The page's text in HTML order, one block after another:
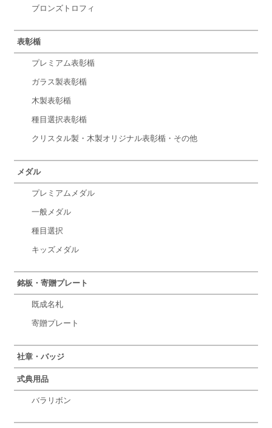
ブロンズトロフィ
表彰楯
プレミアム表彰楯
ガラス製表彰楯
木製表彰楯
種目選択表彰楯
クリスタル製・木製オリジナル表彰楯・その他
メダル
プレミアムメダル
一般メダル
種目選択
キッズメダル
銘板・寄贈プレート
既成名札
寄贈プレート
社章・バッジ
式典用品
バラリボン